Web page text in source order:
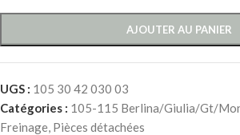
AJOUTER AU PANIER
UGS : 105 30 42 030 03
Catégories : 105-115 Berlina/Giulia/Gt/
Freinage, Pièces détachées